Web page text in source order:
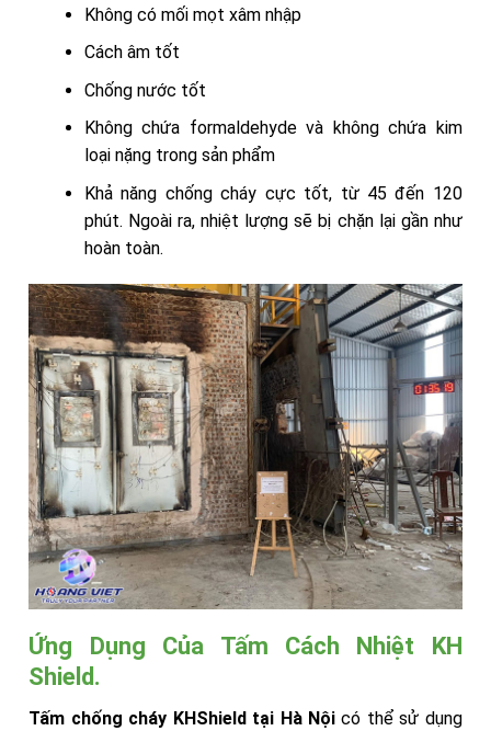
Không có mối mọt xâm nhập
Cách âm tốt
Chống nước tốt
Không chứa formaldehyde và không chứa kim
loại nặng trong sản phẩm
Khả năng chống cháy cực tốt, từ 45 đến 120
phút. Ngoài ra, nhiệt lượng sẽ bị chặn lại gần như
hoàn toàn.
Ứng Dụng Của Tấm Cách Nhiệt KH
Shield.
Tấm chống cháy KHShield tại Hà Nộicó thể sử dụng